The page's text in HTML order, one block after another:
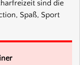
sind die
Spaß, Sport